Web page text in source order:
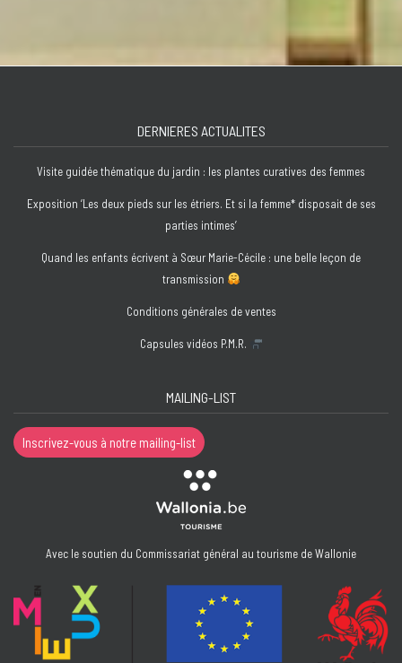
DERNIERES ACTUALITES
Visite guidée thématique du jardin : les plantes curatives des femmes
Exposition ‘Les deux pieds sur les étriers. Et si la femme* disposait de ses
parties intimes’
Quand les enfants écrivent à Sœur Marie-Cécile : une belle leçon de
transmission
Conditions générales de ventes
Capsules vidéos P.M.R.
MAILING-LIST
Inscrivez-vous à notre mailing-list
Avec le soutien du Commissariat général au tourisme de Wallonie